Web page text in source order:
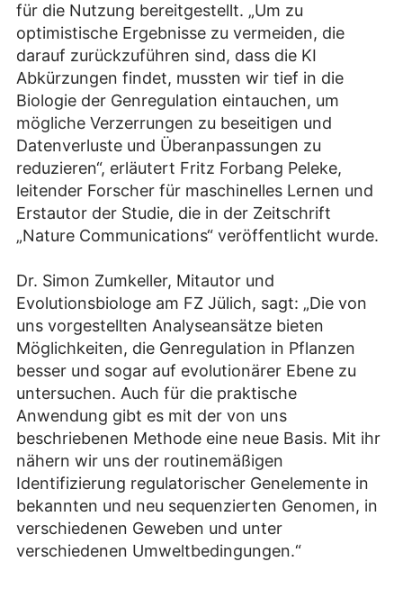
für die Nutzung bereitgestellt. „Um zu
optimistische Ergebnisse zu vermeiden, die
darauf zurückzuführen sind, dass die KI
Abkürzungen findet, mussten wir tief in die
Biologie der Genregulation eintauchen, um
mögliche Verzerrungen zu beseitigen und
Datenverluste und Überanpassungen zu
reduzieren“, erläutert Fritz Forbang Peleke,
leitender Forscher für maschinelles Lernen und
Erstautor der Studie, die in der Zeitschrift
„Nature Communications“ veröffentlicht wurde.
Dr. Simon Zumkeller, Mitautor und
Evolutionsbiologe am FZ Jülich, sagt: „Die von
uns vorgestellten Analyseansätze bieten
Möglichkeiten, die Genregulation in Pflanzen
besser und sogar auf evolutionärer Ebene zu
untersuchen. Auch für die praktische
Anwendung gibt es mit der von uns
beschriebenen Methode eine neue Basis. Mit ihr
nähern wir uns der routinemäßigen
Identifizierung regulatorischer Genelemente in
bekannten und neu sequenzierten Genomen, in
verschiedenen Geweben und unter
verschiedenen Umweltbedingungen.“